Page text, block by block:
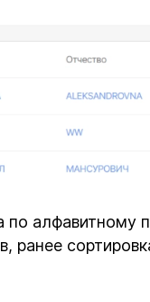
по алфавитному
ранее